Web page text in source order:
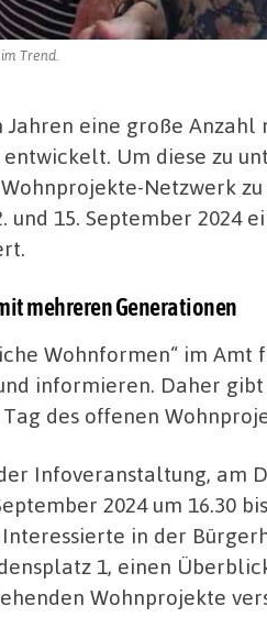
Trend.
eine große Anzahl
Um diese zu
Netzwerk zu
15. September 2024
mehreren Generationen
Wohnformen“ im Amt
informieren. Daher gibt
des offenen
Infoveranstaltung, am
2024 um 16.30
in der
1, einen
Wohnprojekte